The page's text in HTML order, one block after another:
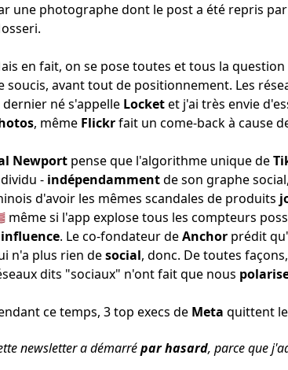
une photographe dont le post a été repris
.
en fait, on se pose toutes et tous la
soucis, avant toutde positionnement. Les
dernier né s'appelle Locketet j'ai très envie
, même Flickrfait un come-back à cause
Newport pense que l'algorithme unique de
- indépendammentde son graphe social,
d'avoir les mêmes scandales de produits
même si l'app explosetous les compteurs
influence. Le co-fondateur deAnchor prédit
n'a plus rien desocial, donc. De toutes
dits "sociaux" n'ont fait que nous
ce temps, 3 top execs de Meta quittent
newsletter a démarrépar hasard, parce que